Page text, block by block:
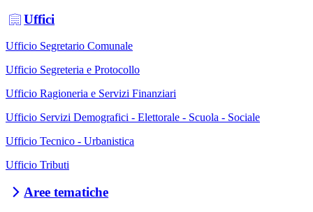
Uffici
Ufficio Segretario Comunale
Ufficio Segreteria e Protocollo
Ufficio Ragioneria e Servizi Finanziari
Ufficio Servizi Demografici - Elettorale - Scuola - Sociale
Ufficio Tecnico - Urbanistica
Ufficio Tributi
Aree tematiche